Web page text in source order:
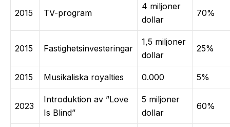
2015 TV-program
4 miljoner
dollar
70%
2015 Fastighetsinvesteringar
1,5 miljoner
dollar
25%
2015 Musikaliska royalties 0.000 5%
2023
Introduktion av ”Love
Is Blind”
5 miljoner
dollar
60%